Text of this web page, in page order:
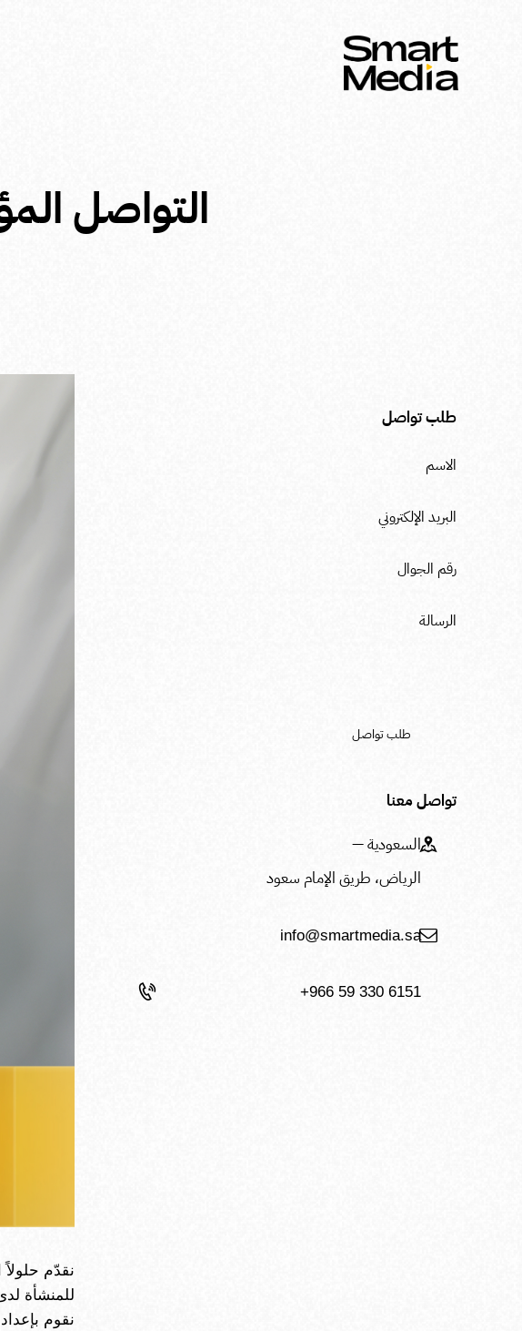
التواصل
نقدّم حلولاً
للمنشأة
نقوم
طلب تواصل
تواصل معنا
السعودية —
الرياض، طريق الإمام سعود
info@smartmedia.sa
+966 59 330 6151